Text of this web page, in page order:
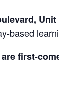
Unit
based
first-